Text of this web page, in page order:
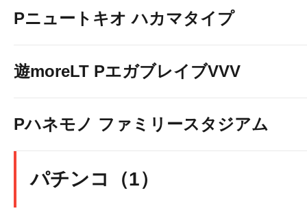
Pニュートキオ ハカマタイプ
遊moreLT PエガブレイブVVV
Pハネモノ ファミリースタジアム
パチンコ（1）